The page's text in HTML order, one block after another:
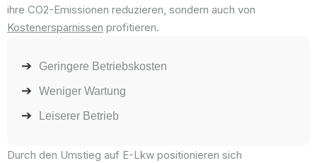
ihre CO2-Emissionen reduzieren, sondern auch von
Kostenersparnissen profitieren.
Geringere Betriebskosten
Weniger Wartung
Leiserer Betrieb
Durch den Umstieg auf E-Lkw positionieren sich